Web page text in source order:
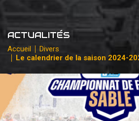
PHOTOS / WEB TV
PARTENAIRES
les engagements
ACTUALITÉS
Accueil
Divers
Le calendrier de la saison 2024-